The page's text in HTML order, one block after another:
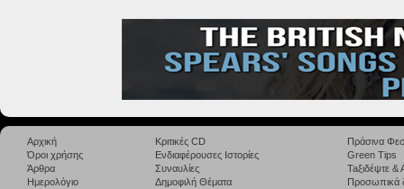
Αρχική
Όροι χρήσης
Άρθρα
Ημερολόγιο
Κριτικές CD
Ενδιαφέρουσες Ιστορίες
Συναυλίες
Δημοφιλή Θέματα
Πράσινα
Green Tips
Taξιδέψτε
Προσωπικά